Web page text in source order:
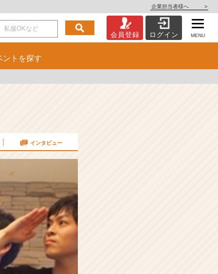
企業担当者様へ >
会員登録 ログイン MENU
ント を探す
インタビュー